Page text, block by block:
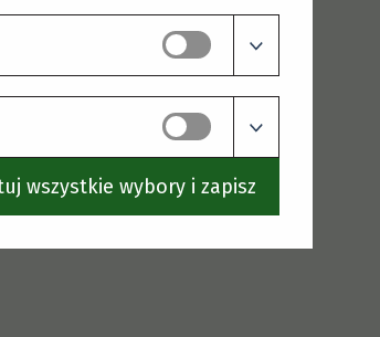
wszystkie wybory i zapisz